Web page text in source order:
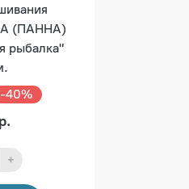
(ПАННА)
рыбалка"
-40%
+